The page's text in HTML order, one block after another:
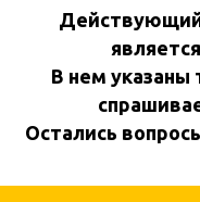
Действующий
В нем указаны
Остались